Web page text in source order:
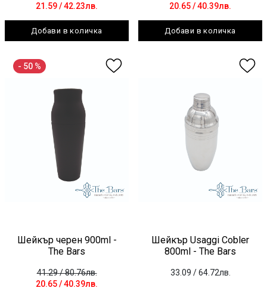
21.59/ 42.23лв.
Добави в количка
20.65/ 40.39лв.
Добави в количка
- 50 %
Шейкър черен 900ml -
The Bars
41.29/ 80.76лв.
20.65/ 40.39лв.
Шейкър Usaggi Cobler
800ml - The Bars
33.09 / 64.72лв.